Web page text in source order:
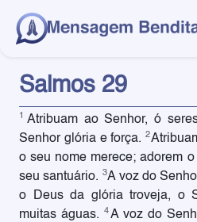
Salmos 29
1 Atribuam ao Senhor, ó
Senhor glória e força.2
o seu nome merece; adorem
seu santuário. 3A voz do
o Deus da glória troveja, o
muitas águas. 4A voz do